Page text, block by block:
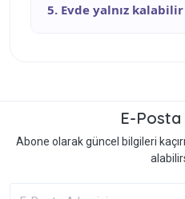
5. Evde yalnız
E-
Abone olarak güncel bilgileri